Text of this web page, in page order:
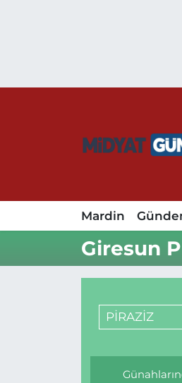
Mardin
Giresun
PİRAZİZ